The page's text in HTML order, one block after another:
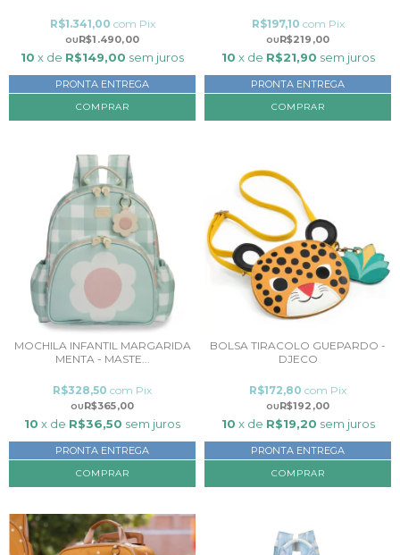
R$1.490,00
R$1.341,00 com Pix
10 x de R$149,00 sem juros
PRONTA ENTREGA
R$219,00
R$197,10 com Pix
10 x de R$21,90 sem juros
PRONTA ENTREGA
MOCHILA INFANTIL MARGARIDA
MENTA - MASTE...
R$365,00
R$328,50 com Pix
10 x de R$36,50 sem juros
PRONTA ENTREGA
BOLSA TIRACOLO GUEPARDO -
DJECO
R$192,00
R$172,80 com Pix
10 x de R$19,20 sem juros
PRONTA ENTREGA